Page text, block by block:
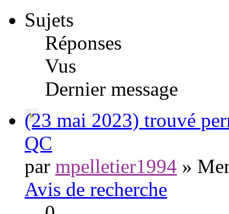
Sujets
Réponses
Vus
Dernier message
(23 mai 2023) trouvé
QC
par mpelletier1994 »
Avis de recherche